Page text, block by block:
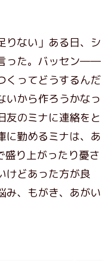
りない」ある日、シ
った。バッセン――
くってどうするんだ
いから作ろうかなっ
友のミナに連絡をと
に勤めるミナは、あ
り上がったり憂さ
けどあった方が良
み、もがき、あがい